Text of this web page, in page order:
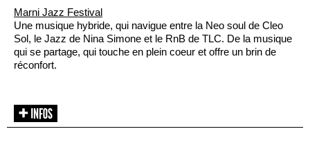
Marni Jazz Festival
Une musique hybride, qui navigue entre la Neo soul de Cleo
Sol, le Jazz de Nina Simone et le RnB de TLC. De la musique
qui se partage, qui touche en plein coeur et offre un brin de
réconfort.